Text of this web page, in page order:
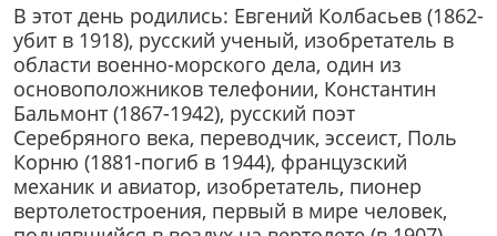
В этот день родились: Евгений Колбасьев (1862-
убит в 1918), русский ученый, изобретатель в
области военно-морского дела, один из
основоположников телефонии, Константин
Бальмонт (1867-1942), русский поэт
Серебряного века, переводчик, эссеист, Поль
Корню (1881-погиб в 1944), французский
механик и авиатор, изобретатель, пионер
вертолетостроения, первый в мире человек,